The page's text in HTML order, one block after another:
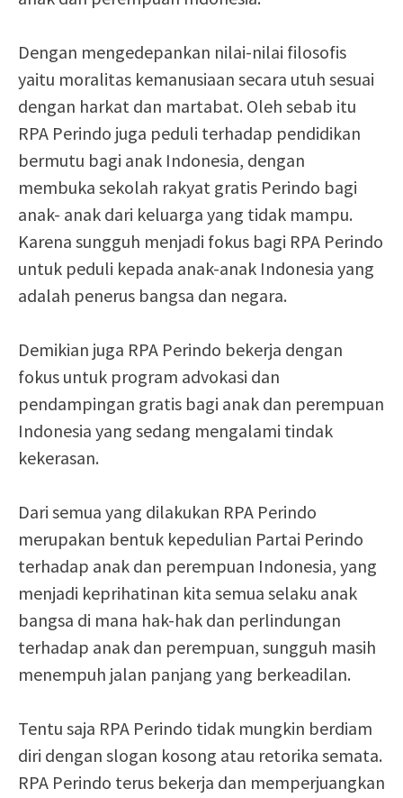
Dengan mengedepankan nilai-nilai filosofis
yaitu moralitas kemanusiaan secara utuh sesuai
dengan harkat dan martabat. Oleh sebab itu
RPA Perindo juga peduli terhadap pendidikan
bermutu bagi anak Indonesia, dengan
membuka sekolah rakyat gratis Perindo bagi
anak- anak dari keluarga yang tidak mampu.
Karena sungguh menjadi fokus bagi RPA Perindo
untuk peduli kepada anak-anak Indonesia yang
adalah penerus bangsa dan negara.
Demikian juga RPA Perindo bekerja dengan
fokus untuk program advokasi dan
pendampingan gratis bagi anak dan perempuan
Indonesia yang sedang mengalami tindak
kekerasan.
Dari semua yang dilakukan RPA Perindo
merupakan bentuk kepedulian Partai Perindo
terhadap anak dan perempuan Indonesia, yang
menjadi keprihatinan kita semua selaku anak
bangsa di mana hak-hak dan perlindungan
terhadap anak dan perempuan, sungguh masih
menempuh jalan panjang yang berkeadilan.
Tentu saja RPA Perindo tidak mungkin berdiam
diri dengan slogan kosong atau retorika semata.
RPA Perindo terus bekerja dan memperjuangkan